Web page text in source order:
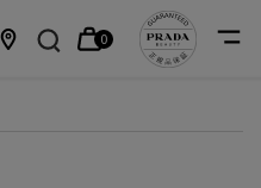
0
0 カート内の製品